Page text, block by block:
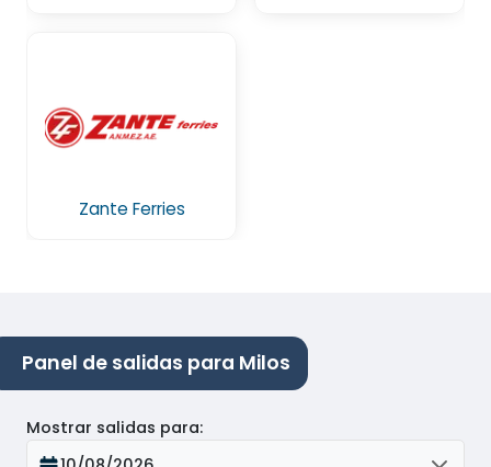
Zante Ferries
Panel de salidas para Milos
Mostrar salidas para: